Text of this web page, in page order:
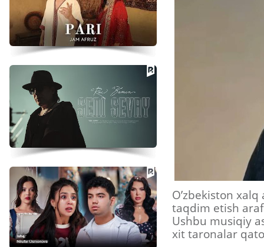
O’zbekiston
taqdim etish
Ushbu musiqiy
xit taronalar